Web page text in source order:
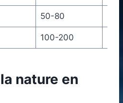
50-80
100-200
nature en